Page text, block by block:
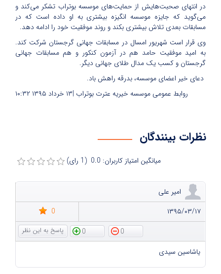
در انتهای صحبت‌هایش از حمایت‌های موسسه بوتراب تشکر می‌کند و
می‌گوید که جایزه‌ موسسه انگیزه بیشتری به او داده است که در
مسابقات بعدی تلاش بیشتری بکند و روند موفقیت خود را ادامه دهد.
وی قرار است شهریور امسال در مسابقات جهانی گرجستان شرکت کند.
به امید موفقیت حامد هم در آزمون کنکور و هم مسابقات جهانی
گرجستان و کسب یک مدال طلای جهانی دیگر.
دعای خیر اعضای موسسه، بدرقه راهش باد.
۱۳ خرداد ۱۳۹۵
۱۰:۳۲ روابط عمومی موسسه خیریه عترت بوتراب |
نظرات بینندگان
میانگین امتیاز کاربران: 0.0 (1 رای)
امیر علی
۱۳۹۵/۰۳/۱۷
0
0
0
یاشاسین سیدی